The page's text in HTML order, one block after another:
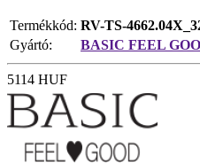
Termékkód: RV-TS-
Gyártó:
BASIC FEEL
5114 HUF